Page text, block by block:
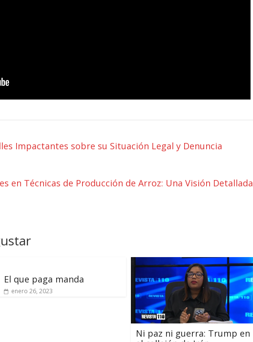
Impactantes sobre su Situación Legal y Denuncia
en Técnicas de Producción de Arroz: Una Visión Detallada
El que paga manda
enero 26, 2023
Ni paz ni guerra: Trump en